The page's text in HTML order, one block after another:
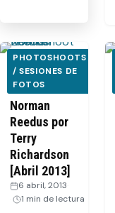
PHOTOSHOOTS
/ SESIONES DE
FOTOS
Sesión de
fotos de
Norman
Reedus por
Terry
Richardson
[Abril 2013]
6 abril, 2013
1 min de lectura